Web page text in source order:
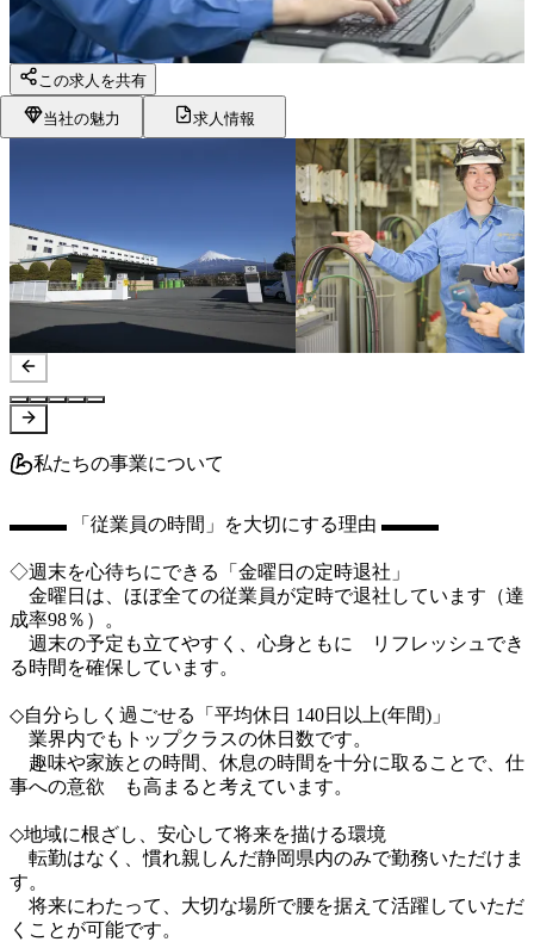
この求人を共有
当社の魅力 求人情報
私たちの事業について
▬▬▬ 「従業員の時間」を大切にする理由 ▬▬▬
◇週末を心待ちにできる「金曜日の定時退社」
金曜日は、ほぼ全ての従業員が定時で退社しています（達
成率98％）。
週末の予定も立てやすく、心身ともに　リフレッシュでき
る時間を確保しています。
◇自分らしく過ごせる「平均休日 140日以上(年間)」
業界内でもトップクラスの休日数です。
趣味や家族との時間、休息の時間を十分に取ることで、仕
事への意欲　も高まると考えています。
◇地域に根ざし、安心して将来を描ける環境
転勤はなく、慣れ親しんだ静岡県内のみで勤務いただけま
す。
将来にわたって、大切な場所で腰を据えて活躍していただ
くことが可能です。